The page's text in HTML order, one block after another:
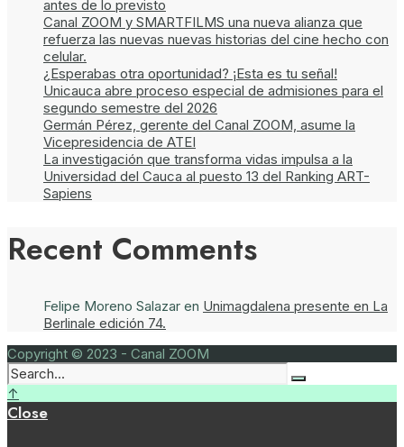
antes de lo previsto
Canal ZOOM y SMARTFILMS una nueva alianza que
refuerza las nuevas nuevas historias del cine hecho con
celular.
¿Esperabas otra oportunidad? ¡Esta es tu señal!
Unicauca abre proceso especial de admisiones para el
segundo semestre del 2026
Germán Pérez, gerente del Canal ZOOM, asume la
Vicepresidencia de ATEI
La investigación que transforma vidas impulsa a la
Universidad del Cauca al puesto 13 del Ranking ART-
Sapiens
Recent Comments
Felipe Moreno Salazar en Unimagdalena presente en La
Berlinale edición 74.
Copyright © 2023 - Canal ZOOM
↑
Close